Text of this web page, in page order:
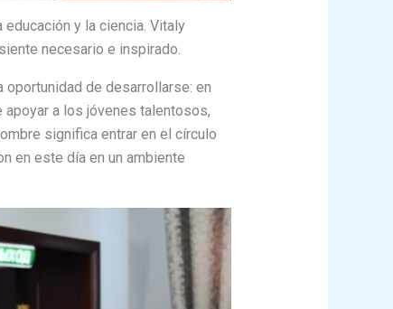
y la ciencia. Vitaly
necesario e inspirado.
oportunidad de desarrollarse: en
a los jóvenes talentosos,
significa entrar en el círculo
en este día en un ambiente